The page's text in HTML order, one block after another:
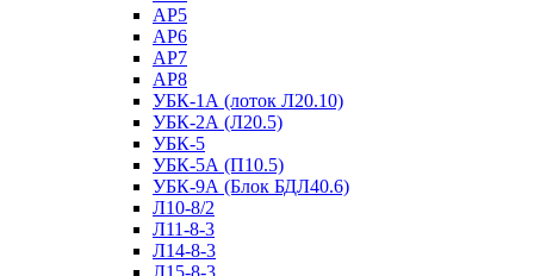
АР5
АР6
АР7
АР8
УБК-1А (лоток Л20.10)
УБК-2А (Л20.5)
УБК-5
УБК-5А (П10.5)
УБК-9А (Блок БДЛ40.6)
Л10-8/2
Л11-8-3
Л14-8-3
Л15-8-3